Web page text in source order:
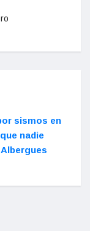
sismos en
nadie